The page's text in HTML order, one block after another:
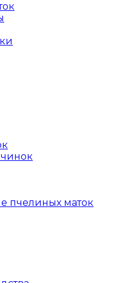
пчелиных маток